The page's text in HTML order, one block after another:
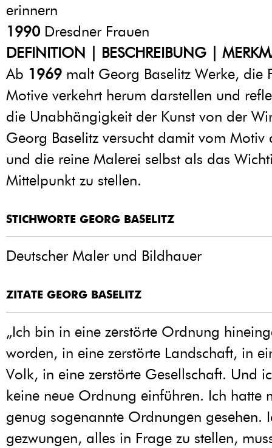
erinnern
1990 Dresdner Frauen
DEFINITION | BESCHREIBUNG |
Ab 1969 malt Georg Baselitz Werke, die
Motive verkehrt herum darstellen und
die Unabhängigkeit der Kunst von der
Georg Baselitz versucht damit vom Motiv
und die reine Malerei selbst als das
Mittelpunkt zu stellen.
STICHWORTE GEORG BASELITZ
Deutscher Maler und Bildhauer
ZITATE GEORG BASELITZ
„Ich bin in eine zerstörte Ordnung
worden, in eine zerstörte Landschaft, in
Volk, in eine zerstörte Gesellschaft. Und
keine neue Ordnung einführen. Ich hatte
genug sogenannte Ordnungen gesehen.
gezwungen, alles in Frage zu stellen,